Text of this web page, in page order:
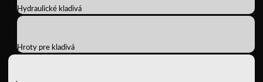
Hydraulické kladivá
Hroty pre kladivá